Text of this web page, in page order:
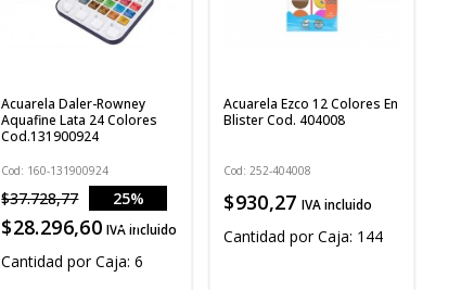
Acuarela Daler-Rowney
Aquafine Lata 24 Colores
Cod.131900924
Cod: 160-131900924
$37.728,77
25%
OFF
$28.296,60 IVA incluido
Cantidad por Caja: 6
Acuarela Ezco 12 Colores En
Blister Cod. 404008
Cod: 252-404008
$930,27 IVA incluido
Cantidad por Caja: 144